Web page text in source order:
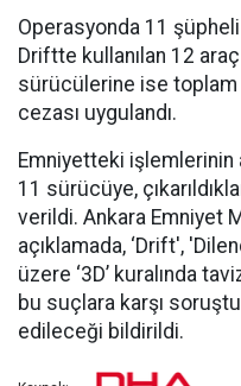
Operasyonda 11 şüpheli
Driftte kullanılan 12
sürücülerine ise
cezası uygulandı.
Emniyetteki işlemlerinin
11 sürücüye,
verildi. Ankara Emniyet
açıklamada, ‘Drift',
üzere ‘3D’ kuralında
bu suçlara karşı
edileceği bildirildi.